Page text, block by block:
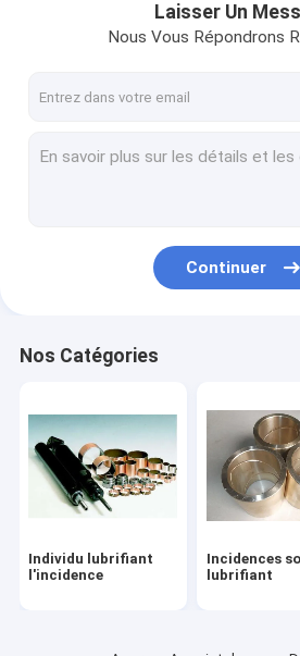
Incidences solides de lubrifiant
Bagues en bronze enveloppées
Incidences des véhicules à
Bagues de moule
Plat d'usage d'Oilless
Roulement à billes de cannelure
Laisser Un
Nous Vous Répondrons
Continuer
Nos Catégories
Individu lubrifiant
l'incidence
Incidences
lubrifiant